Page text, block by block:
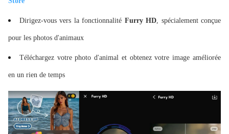
Dirigez-vous vers la fonctionnalité Furry HD, spécialement conçue
pour les photos d'animaux
Téléchargez votre photo d'animal et obtenez votre image améliorée
en un rien de temps